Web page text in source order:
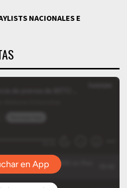
NACIONALES E